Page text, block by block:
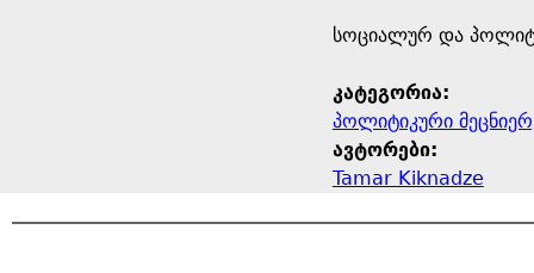
e
s
s
a
​სოციალურ და
კატეგორია:
პოლიტიკური
ავტორები:
Tamar Kiknadze